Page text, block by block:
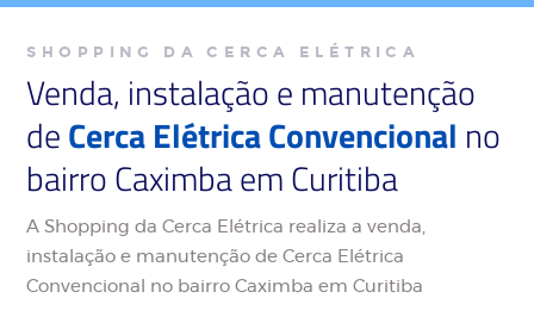
SHOPPING DA CERCA ELÉTRICA
Venda, instalação e manutenção
deCerca Elétrica Convencional no
bairro Caximba em Curitiba
A Shopping da Cerca Elétrica realiza a venda,
instalação e manutenção de Cerca Elétrica
Convencional no bairro Caximba em Curitiba